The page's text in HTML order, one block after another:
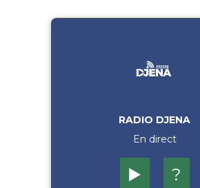
RADIO DJENA
En direct
▶️ ?